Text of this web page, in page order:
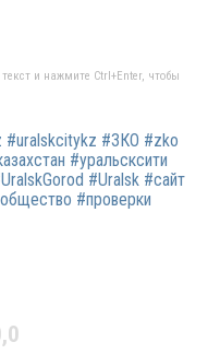
и нажмите Ctrl+Enter, чтобы
#uralskcitykz #ЗКО #zko
#уральсксити
#Uralsk #сайт
#проверки